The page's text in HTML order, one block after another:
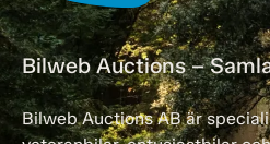
Bilweb Auctions –
Bilweb Auctions AB är